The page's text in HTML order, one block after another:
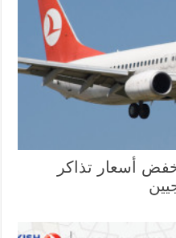
أسعار تذاكر